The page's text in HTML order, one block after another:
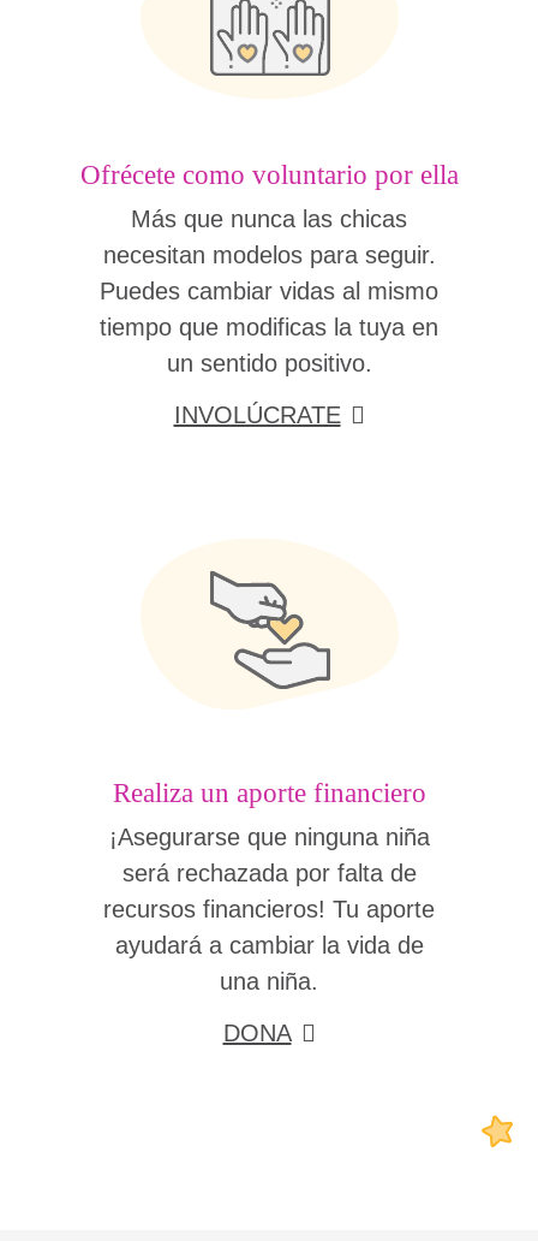
Ofrécete como voluntario por ella
Más que nunca las chicas
necesitan modelos para seguir.
Puedes cambiar vidas al mismo
tiempo que modificas la tuya en
un sentido positivo.
INVOLÚCRATE
Realiza un aporte financiero
¡Asegurarse que ninguna niña
será rechazada por falta de
recursos financieros! Tu aporte
ayudará a cambiar la vida de
una niña.
DONA